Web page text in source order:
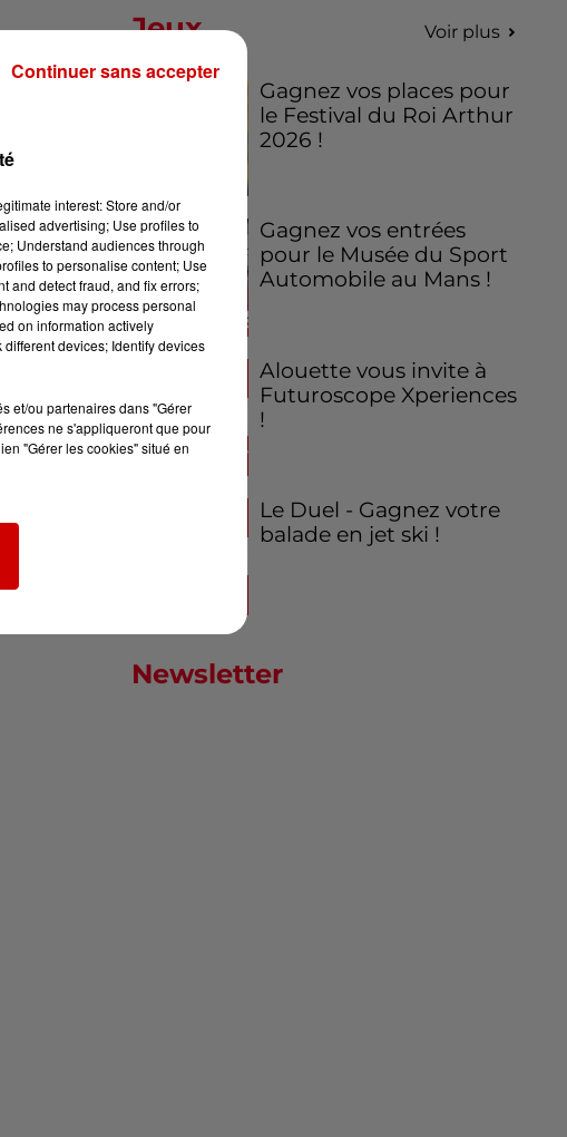
Jeux Voir plus
Gagnez vos places pour
le Festival du Roi Arthur
2026 !
Gagnez vos entrées
pour le Musée du Sport
Automobile au Mans !
Alouette vous invite à
Futuroscope Xperiences
!
Le Duel - Gagnez votre
balade en jet ski !
Newsletter
interest: Store and/or
advertising; Use profiles to
Understand audiences through
to personalise content; Use
and detect fraud, and fix errors;
may process personal
on information actively
devices; Identify devices
et/ou partenaires dans "Gérer
ne s'appliqueront que pour
"Gérer les cookies" situé en
Continuer sans accepter